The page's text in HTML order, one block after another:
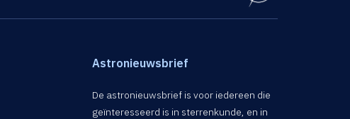
Astronieuwsbrief
De astronieuwsbrief is voor iedereen die
geïnteresseerd is in sterrenkunde, en in